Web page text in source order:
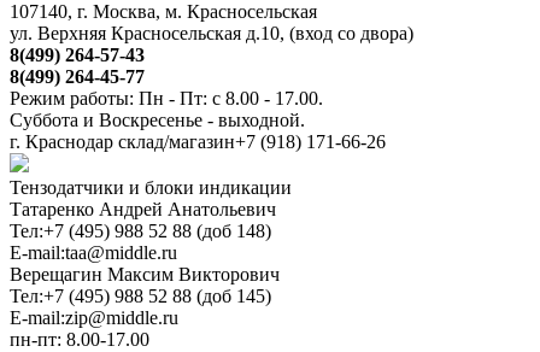
107140, г. Москва, м. Красносельская
ул. Верхняя Красносельская д.10, (вход со двора)
8(499) 264-57-43
8(499) 264-45-77
Режим работы: Пн - Пт: с 8.00 - 17.00.
Суббота и Воскресенье - выходной.
г. Краснодар склад/магазин+7 (918) 171-66-26
Тензодатчики и блоки индикации
Татаренко Андрей Анатольевич
Тел:+7 (495) 988 52 88 (доб 148)
E-mail:taa@middle.ru
Верещагин Максим Викторович
Тел:+7 (495) 988 52 88 (доб 145)
E-mail:zip@middle.ru
пн-пт: 8.00-17.00